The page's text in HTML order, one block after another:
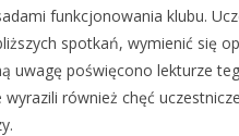
funkcjonowania klubu.
spotkań, wymienić się
uwagę poświęcono lekturze
również chęć